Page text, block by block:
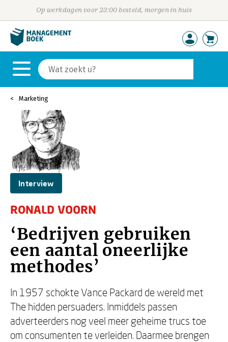
Op werkdagen voor 23:00 besteld, morgen in huis
Marketing
Interview
RONALD VOORN
‘Bedrijven gebruiken
een aantal oneerlijke
methodes’
In 1957 schokte Vance Packard de wereld met
The hidden persuaders. Inmiddels passen
adverteerders nog veel meer geheime trucs toe
om consumenten te verleiden. Daarmee brengen